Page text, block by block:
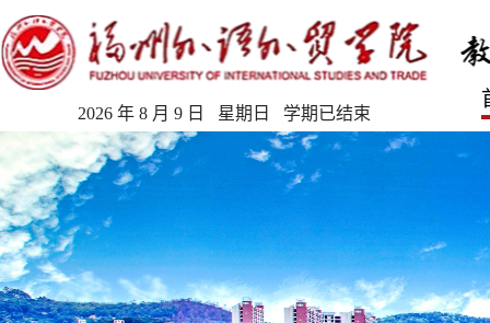
2026 年 8 月 9 日 星期日 学期已结束